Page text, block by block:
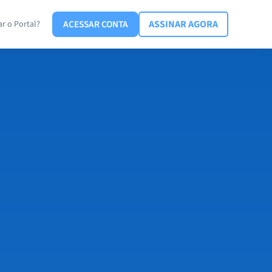
o Portal? ACESSAR CONTA ASSINAR AGORA